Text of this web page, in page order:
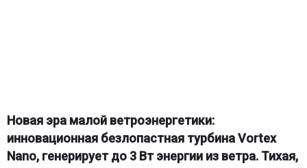
Новая эра малой ветроэнергетики:
инновационная безлопастная турбина Vortex
Nano, генерирует до 3 Вт энергии из ветра. Тихая,